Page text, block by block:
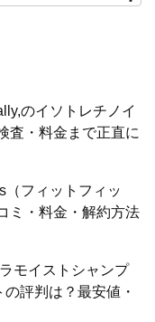
のイソトレチノイ
査・料金まで正直に
（フィットフィッ
ミ・料金・解約方法
モイストシャンプ
評判は？最安値・